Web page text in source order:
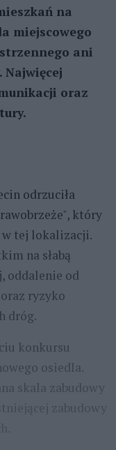
na
miejscowego
ani
Najwięcej
oraz
odrzuciła
który
tej lokalizacji.
na słabą
oddalenie od
ryzyko
dróg.
konkursu
osiedla.
skala zabudowy
zabudowy